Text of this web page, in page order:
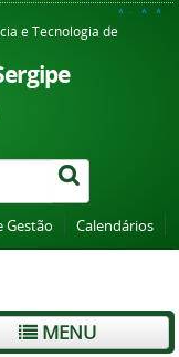
A+ A A-
e Tecnologia de
Gestão Calendários
MENU